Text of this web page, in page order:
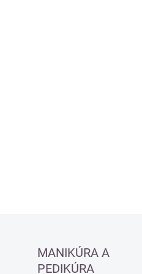
MANIKÚRA A
PEDIKÚRA